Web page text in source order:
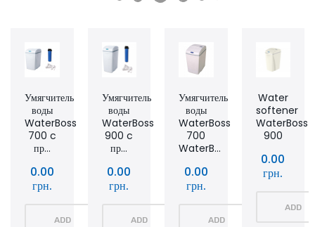
Умягчитель
воды
WaterBoss
700 c
пр...
0.00
грн.
ADD
Умягчитель
воды
WaterBoss
900 c
пр...
0.00
грн.
ADD
Умягчитель
воды
WaterBoss
700
WaterB...
0.00
грн.
ADD
Water
softener
WaterBoss
900
0.00
грн.
ADD